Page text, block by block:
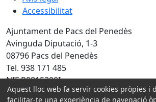
Accessibilitat
Ajuntament de Pacs del Penedès
Avinguda Diputació, 1-3
08796 Pacs del Penedès
Tel. 938 171 485
NIF P0815300I
Aquest lloc web fa servir cookies pròpies i
facilitar-te una experiència de navegació